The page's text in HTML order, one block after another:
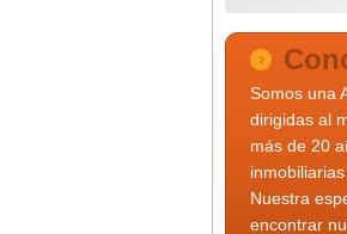
Somos una
dirigidas al
más de 20
Nuestra
encontrar